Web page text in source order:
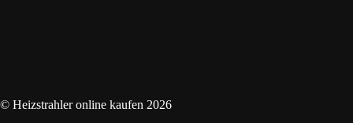
© Heizstrahler online kaufen 2026